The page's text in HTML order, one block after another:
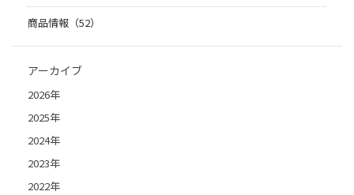
商品情報（52）
アーカイブ
2026年
2025年
2024年
2023年
2022年